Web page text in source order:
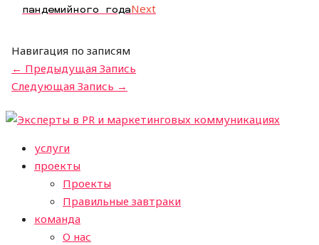
пандемийного годаNext
Навигация по записям
← Предыдущая Запись
Следующая Запись →
услуги
проекты
Проекты
Правильные завтраки
команда
О нас